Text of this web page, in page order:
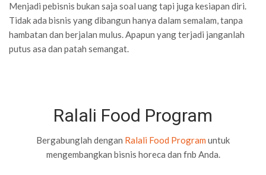
Menjadi pebisnis bukan saja soal uang tapi juga kesiapan diri.
Tidak ada bisnis yang dibangun hanya dalam semalam, tanpa
hambatan dan berjalan mulus. Apapun yang terjadi janganlah
putus asa dan patah semangat.
Ralali Food Program
Bergabunglah dengan Ralali Food Program untuk
mengembangkan bisnis horeca dan fnb Anda.